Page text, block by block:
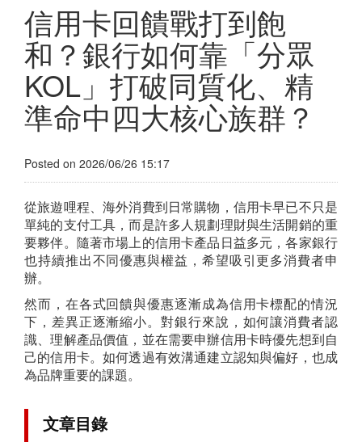
信用卡回饋戰打到飽
和？銀行如何靠「分眾
KOL」打破同質化、精
準命中四大核心族群？
Posted on 2026/06/26 15:17
從旅遊哩程、海外消費到日常購物，信用卡早已不只是
單純的支付工具，而是許多人規劃理財與生活開銷的重
要夥伴。隨著市場上的信用卡產品日益多元，各家銀行
也持續推出不同優惠與權益，希望吸引更多消費者申
辦。
然而，在各式回饋與優惠逐漸成為信用卡標配的情況
下，差異正逐漸縮小。對銀行來說，如何讓消費者認
識、理解產品價值，並在需要申辦信用卡時優先想到自
己的信用卡。如何透過有效溝通建立認知與偏好，也成
為品牌重要的課題。
文章目錄